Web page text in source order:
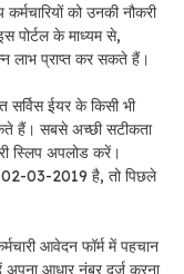
को उनकी नौकरी
पोर्टल के माध्यम से,
लाभ प्राप्त कर सकते हैं।
ईयर के किसी भी
हैं। सबसे अच्छी सटीकता
स्लिप अपलोड करें।
03-2019 है, तो पिछले
आवेदन फॉर्म में पहचान
आधार नंबर दर्ज करना